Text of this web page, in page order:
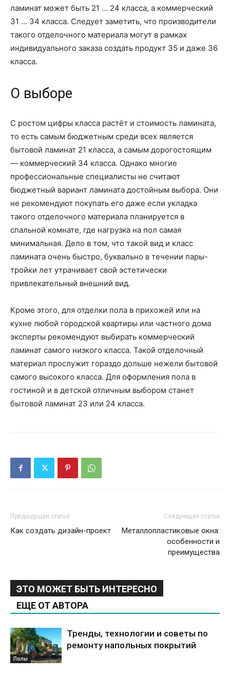
ламинат может быть 21 … 24 класса, а коммерческий
31 … 34 класса. Следует заметить, что производители
такого отделочного материала могут в рамках
индивидуального заказа создать продукт 35 и даже 36
класса.
О выборе
С ростом цифры класса растёт и стоимость ламината,
то есть самым бюджетным среди всех является
бытовой ламинат 21 класса, а самым дорогостоящим
— коммерческий 34 класса. Однако многие
профессиональные специалисты не считают
бюджетный вариант ламината достойным выбора. Они
не рекомендуют покупать его даже если укладка
такого отделочного материала планируется в
спальной комнате, где нагрузка на пол самая
минимальная. Дело в том, что такой вид и класс
ламината очень быстро, буквально в течении пары-
тройки лет утрачивает свой эстетически
привлекательный внешний вид.
Кроме этого, для отделки пола в прихожей или на
кухне любой городской квартиры или частного дома
эксперты рекомендуют выбирать коммерческий
ламинат самого низкого класса. Такой отделочный
материал прослужит гораздо дольше нежели бытовой
самого высокого класса. Для оформления пола в
гостиной и в детской отличным выбором станет
бытовой ламинат 23 или 24 класса.
Предыдущая статья
Как создать дизайн-проект
Следующая статья
Металлопластиковые окна:
особенности и
преимущества
ЭТО МОЖЕТ БЫТЬ ИНТЕРЕСНО
ЕЩЕ ОТ АВТОРА
Полы
Тренды, технологии и советы по
ремонту напольных покрытий